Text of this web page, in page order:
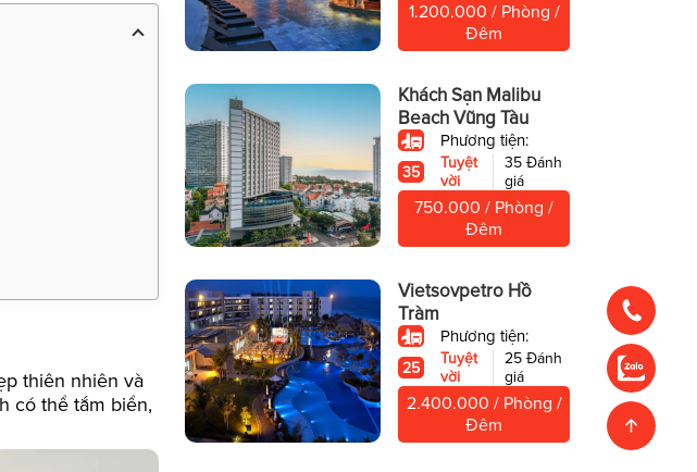
thiên nhiên và
có thể tắm biển,
1.200.000 / Phòng /
Đêm
Khách Sạn Malibu
Beach Vũng Tàu
Phương tiện:
35
Tuyệt
vời
35 Đánh
giá
750.000 / Phòng /
Đêm
Vietsovpetro Hồ
Tràm
Phương tiện:
25
Tuyệt
vời
25 Đánh
giá
2.400.000 / Phòng /
Đêm